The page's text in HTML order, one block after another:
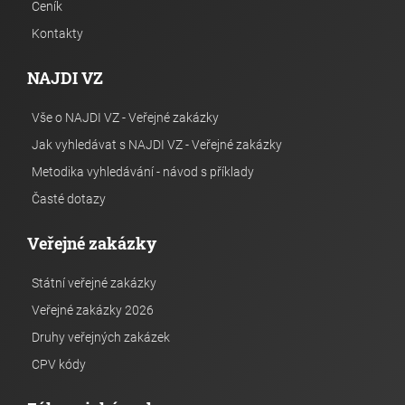
Ceník
Kontakty
NAJDI VZ
Vše o NAJDI VZ - Veřejné zakázky
Jak vyhledávat s NAJDI VZ - Veřejné zakázky
Metodika vyhledávání - návod s příklady
Časté dotazy
Veřejné zakázky
Státní veřejné zakázky
Veřejné zakázky 2026
Druhy veřejných zakázek
CPV kódy